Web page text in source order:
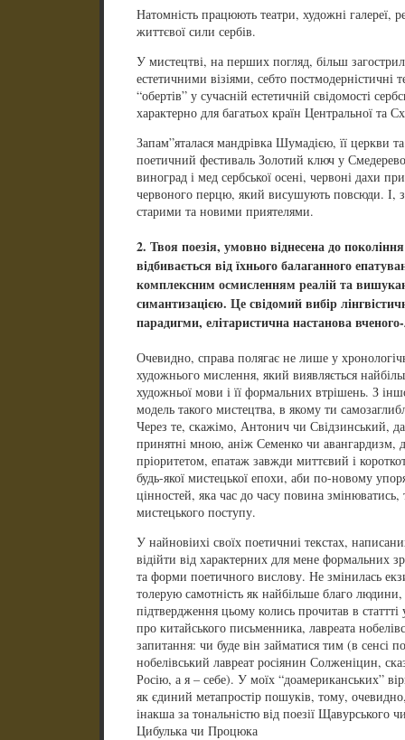
Натомність працюють театри, художні галереї,
життєвої сили сербів.
У мистецтві, на перших погляд, більш
естетичними візіями, себто постмодерністичні
“обертів” у сучасній естетичній свідомості
характерно для багатьох країн Центральної та
Запам”яталася мандрівка Шумадією, її церкви
поетичний фестиваль Золотий ключ у
виноград і мед сербської осені, червоні дахи
червоного перцю, який висушують повсюди. І,
старими та новими приятелями.
2. Твоя поезія, умовно віднесена до
відбивається від їхнього балаганного
комплексним осмисленням реалій та
симантизацією. Це свідомий вибір
парадигми, елітаристична настанова
Очевидно, справа полягає не лише у
художнього мислення, який виявляється
художньої мови і її формальних втрішень. З
модель такого мистецтва, в якому ти
Через те, скажімо, Антонич чи Свідзинський,
принятні мною, аніж Семенко чи авангардизм,
пріоритетом, епатаж завжди миттєвий і
будь-якої мистецької епохи, аби по-новому
цінностей, яка час до часу повина змінюватись,
мистецького поступу.
У найновіихі своїх поетичниі текстах,
відійти від характерних для мене формальних
та форми поетичного вислову. Не змінилась
толерую самотність як найбільше благо людини,
підтвердження цьому колись прочитав в
про китайського письменника, лавреата
запитання: чи буде він займатися тим (в сенсі
нобелівський лавреат росіянин Солженіцин,
Росію, а я – себе). У моїх “доамериканських”
як єдиний метапростір пошуків, тому,
інакша за тональністю від поезії Щавурського
Цибулька чи Процюка